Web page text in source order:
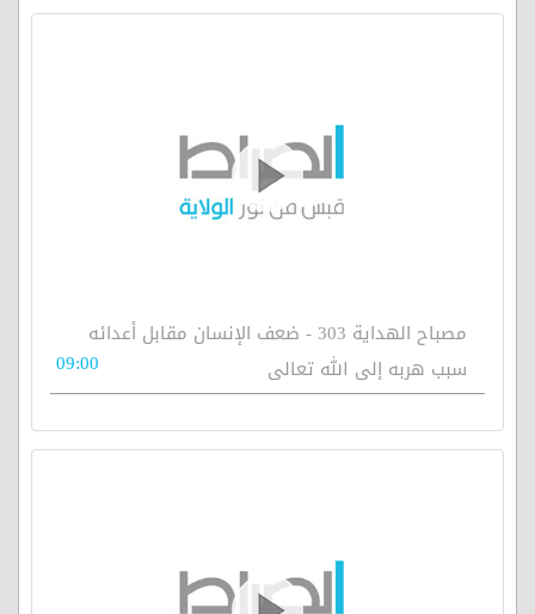
مصباح الهداية 303 - ضعف الإنسان مقابل أعدائه
سبب هربه إلى الله تعالى
09:00